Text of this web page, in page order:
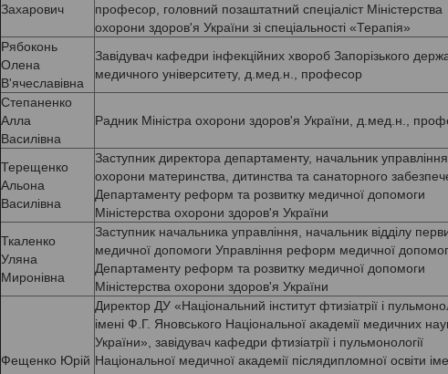
Захарович
професор, головний позаштатний спеціаліст Міністерства
охорони здоров'я України зі спеціальності «Терапія»
Рябоконь
Олена
В'ячеславівна
Завідувач кафедри інфекційних хвороб Запорізького
медичного університету, д.мед.н., професор
Степаненко
Алла
Василівна
Радник Міністра охорони здоров'я України, д.мед.н.,
Терещенко
Альона
Василівна
Заступник директора департаменту, начальник управління
охорони материнства, дитинства та санаторного
Департаменту реформ та розвитку медичної допомоги
Міністерства охорони здоров'я України
Ткаленко
Уляна
Миронівна
Заступник начальника управління, начальник відділу
медичної допомоги Управління реформ медичної
Департаменту реформ та розвитку медичної допомоги
Міністерства охорони здоров'я України
Фещенко Юрій
Директор ДУ «Національний інститут фтизіатрії і
імені Ф.Г. Яновського Національної академії медичних
України», завідувач кафедри фтизіатрії і пульмонології
Національної медичної академії післядипломної освіти